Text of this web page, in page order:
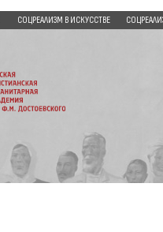
СОЦРЕАЛИЗМ В ИСКУССТВЕ